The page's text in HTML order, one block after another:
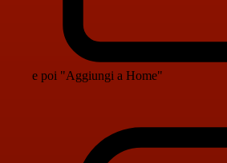
e poi "Aggiungi a Home"